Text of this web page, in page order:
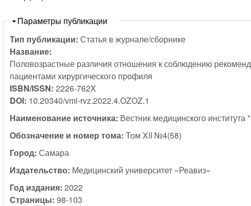
Скрыть
Параметры публикации
Тип публикации:Статья в журнале/сборнике
Название:
Половозрастные различия отношения к соблюдению рекомендаций врача
пациентами хирургического профиля
ISBN/ISSN:2226-762X
DOI: 10.20340/vmi-rvz.2022.4.OZOZ.1
Наименование источника: Вестник медицинского института
Обозначение и номер тома:Том XII №4(58)
Город:Самара
Издательство: Медицинский университет «Реавиз»
Год издания:2022
Страницы:98-103